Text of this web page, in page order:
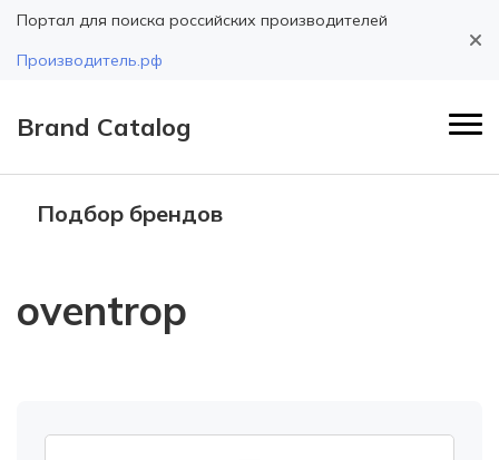
Портал для поиска российских производителей
Производитель.рф
Brand Catalog
Подбор брендов
oventrop